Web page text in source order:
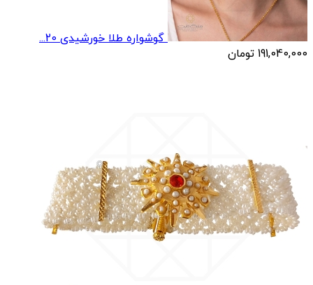
گوشواره طلا خورشیدی 20...
191,040,000 تومان